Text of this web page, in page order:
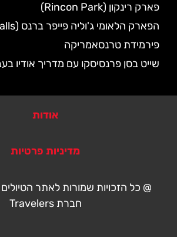
פארק רינקון (Rincon Park)
הפארק הלאומי ג'וליה פייפר ברנס (cway falls)
פירמידת טרנסאמריקה
שייט בסן פרנסיסקו עם מדריך אודיו
אודות
מדיניות פרטיות
@ כל הזכויות שמורות לאתר
חברת Travelers